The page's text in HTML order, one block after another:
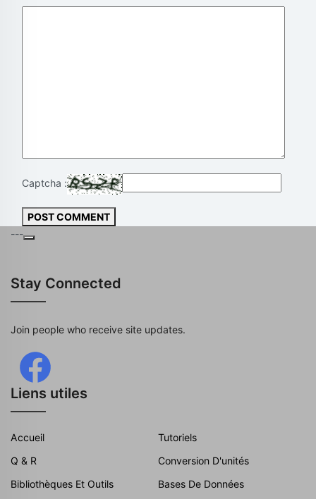
Captcha :
POST COMMENT
---
Stay Connected
Join people who receive site updates.
Liens utiles
Accueil
Tutoriels
Q & R
Conversion D'unités
Bibliothèques Et Outils
Bases De Données